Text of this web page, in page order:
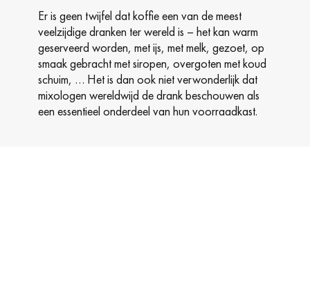
Er is geen twijfel dat koffie een van de meest
veelzijdige dranken ter wereld is – het kan warm
geserveerd worden, met ijs, met melk, gezoet, op
smaak gebracht met siropen, overgoten met koud
schuim, … Het is dan ook niet verwonderlijk dat
mixologen wereldwijd de drank beschouwen als
een essentieel onderdeel van hun voorraadkast.